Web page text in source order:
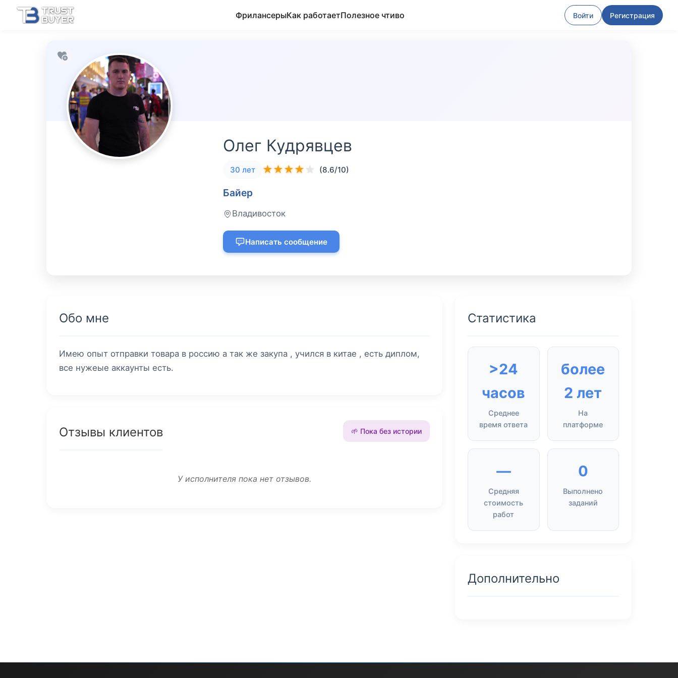
ФрилансерыКак работаетПолезное чтиво Войти Регистрация
Олег Кудрявцев
30 лет ★★★★ ★ (8.6/10)
Байер
Владивосток
Написать сообщение
Обо мне
Имею опыт отправки товара в россию а так же закупа , учился в китае , есть диплом,
все нужеые аккаунты есть.
Отзывы клиентов 🌱 Пока без истории
У исполнителя пока нет отзывов.
Статистика
>24
часов
Среднее
время ответа
более
2 лет
На
платформе
—
Средняя
стоимость
работ
0
Выполнено
заданий
Дополнительно